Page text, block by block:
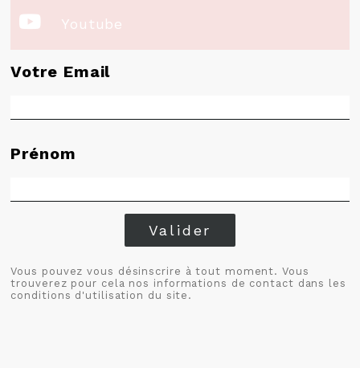
 Youtube
Votre Email
Prénom
Valider
Vous pouvez vous désinscrire à tout moment. Vous
trouverez pour cela nos informations de contact dans les
conditions d'utilisation du site.